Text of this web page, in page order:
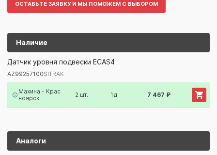
ОСТАВЬТЕ ЗАЯВКУ И МЫ ПОМОЖЕМ С ВЫБОРОМ
Наличие
Артикул/Бренд
AZ99257100SITRAK
Датчик уровня подвески ECAS4
AZ99257100SITRAK
Махина - Крас
ноярск
2 шт. 1д 7 467 ₽
Аналоги